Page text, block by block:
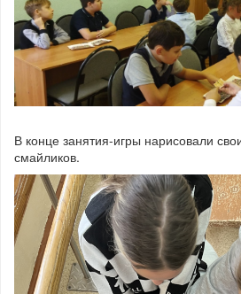
В конце занятия-игры нарисовали
смайликов.